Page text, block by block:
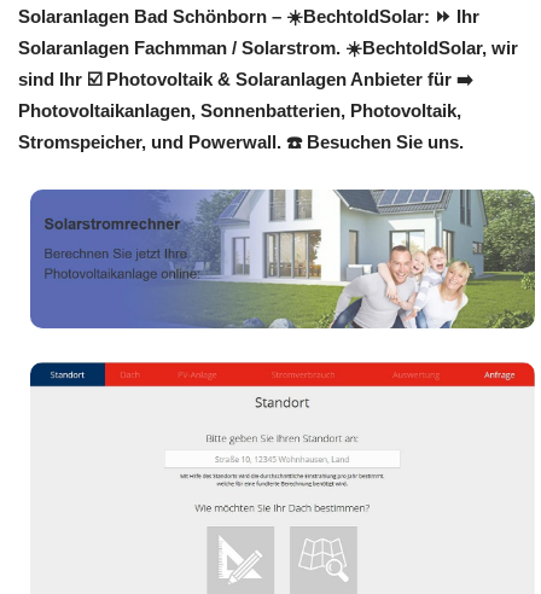
Solaranlagen Bad Schönborn – ☀️BechtoldSolar: ⏩ Ihr
Solaranlagen Fachmman / Solarstrom. ☀️BechtoldSolar, wir
sind Ihr ☑️ Photovoltaik & Solaranlagen Anbieter für ➡️
Photovoltaikanlagen, Sonnenbatterien, Photovoltaik,
Stromspeicher, und Powerwall. ☎️ Besuchen Sie uns.